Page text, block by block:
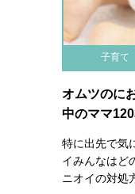
子育て
オムツのに
中のママ
特に出先で気
イみんなはど
ニオイの対処